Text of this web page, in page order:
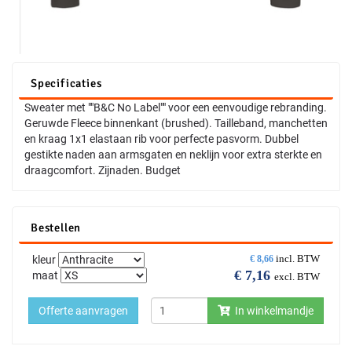
Specificaties
Sweater met ""B&C No Label"" voor een eenvoudige rebranding.
Geruwde Fleece binnenkant (brushed). Tailleband, manchetten
en kraag 1x1 elastaan rib voor perfecte pasvorm. Dubbel
gestikte naden aan armsgaten en neklijn voor extra sterkte en
draagcomfort. Zijnaden. Budget
Bestellen
€ 8,66 incl. BTW
€ 7,16 excl. BTW
kleur
maat
In winkelmandje
Offerte aanvragen